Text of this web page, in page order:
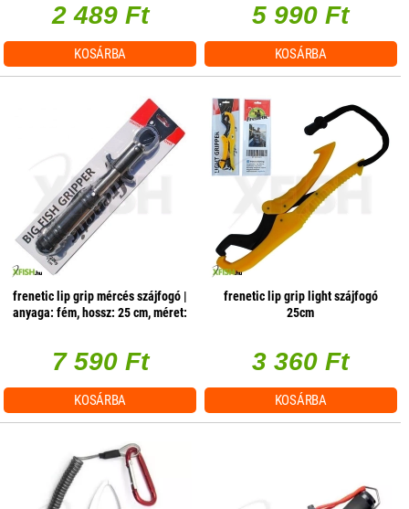
2 489 Ft
KOSÁRBA
5 990 Ft
KOSÁRBA
frenetic lip grip mércés szájfogó |
anyaga: fém, hossz: 25 cm, méret:
7 590 Ft
KOSÁRBA
frenetic lip grip light szájfogó
25cm
3 360 Ft
KOSÁRBA